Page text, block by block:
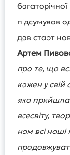
підсумував
дав старт
Артем
про те, що
кожен у свій
яка прийшла
всесвіту,
нам всі наші